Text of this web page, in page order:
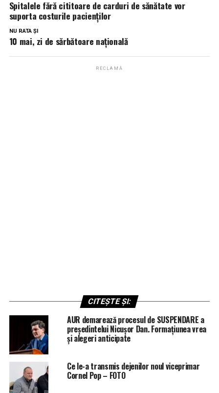
Spitalele fără cititoare de carduri de sănătate vor
suporta costurile pacienților
NU RATA ȘI
10 mai, zi de sărbătoare națională
RECLAMĂ
CITEȘTE ȘI:
AUR demarează procesul de SUSPENDARE a
președintelui Nicușor Dan. Formațiunea vrea
și alegeri anticipate
Ce le-a transmis dejenilor noul viceprimar
Cornel Pop – FOTO